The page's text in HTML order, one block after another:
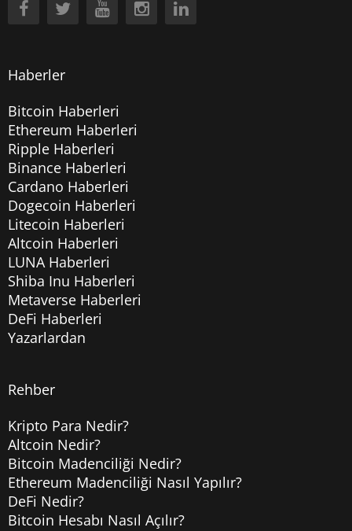
Haberler
Bitcoin Haberleri
Ethereum Haberleri
Ripple Haberleri
Binance Haberleri
Cardano Haberleri
Dogecoin Haberleri
Litecoin Haberleri
Altcoin Haberleri
LUNA Haberleri
Shiba Inu Haberleri
Metaverse Haberleri
DeFi Haberleri
Yazarlardan
Rehber
Kripto Para Nedir?
Altcoin Nedir?
Bitcoin Madenciliği Nedir?
Ethereum Madenciliği Nasıl Yapılır?
DeFi Nedir?
Bitcoin Hesabı Nasıl Açılır?